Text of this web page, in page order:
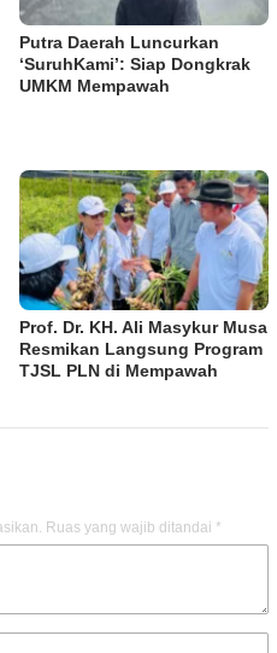
Putra Daerah Luncurkan
‘SuruhKami’: Siap Dongkrak
UMKM Mempawah
Prof. Dr. KH. Ali Masykur Musa
Resmikan Langsung Program
TJSL PLN di Mempawah
Ruas yang wajib ditandai *